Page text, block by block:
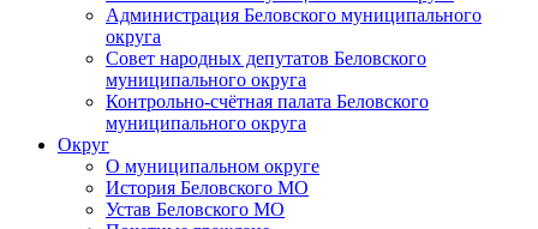
Администрация Беловского муниципального
округа
Совет народных депутатов Беловского
муниципального округа
Контрольно-счётная палата Беловского
муниципального округа
Округ
О муниципальном округе
История Беловского МО
Устав Беловского МО